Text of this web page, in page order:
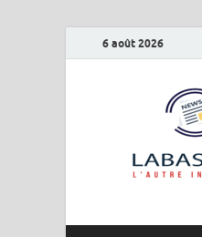
6 août 2026